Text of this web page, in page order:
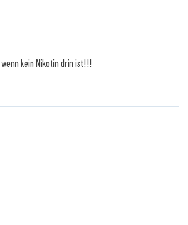
kein Nikotin drin ist!!!